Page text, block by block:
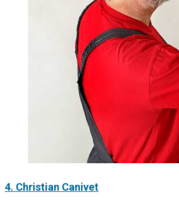
4. Christian Canivet